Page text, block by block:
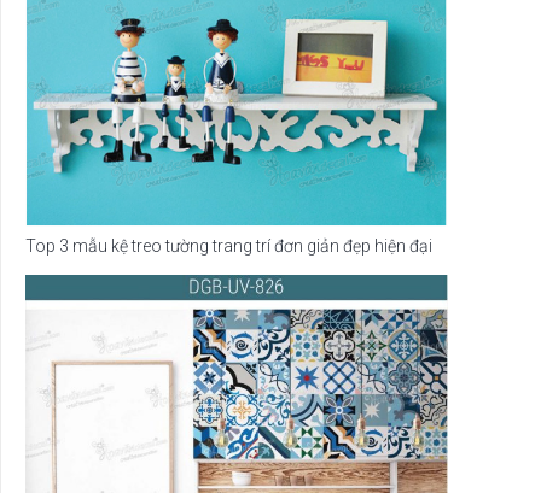
Top 3 mẫu kệ treo tường trang trí đơn giản đẹp hiện đại